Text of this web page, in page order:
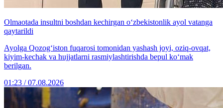
Olmaotada insultni boshdan kechirgan o‘zbekistonlik ayol vatanga
qaytarildi
Ayolga Qozog‘iston fuqarosi tomonidan yashash joyi, oziq-ovqat,
kiyim-kechak va hujjatlarni rasmiylashtirishda bepul ko‘mak
berilgan.
01:23 / 07.08.2026